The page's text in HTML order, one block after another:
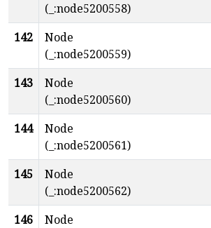
(_:node5200558)
142
Node
(_:node5200559)
143
Node
(_:node5200560)
144
Node
(_:node5200561)
145
Node
(_:node5200562)
146
Node